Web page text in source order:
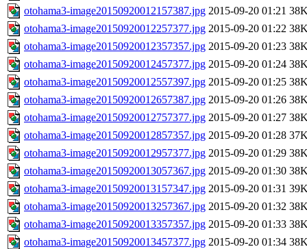
otohama3-image20150920012157387.jpg 2015-09-20 01:21
otohama3-image20150920012257377.jpg 2015-09-20 01:22
otohama3-image20150920012357357.jpg 2015-09-20 01:23
otohama3-image20150920012457377.jpg 2015-09-20 01:24
otohama3-image20150920012557397.jpg 2015-09-20 01:25
otohama3-image20150920012657387.jpg 2015-09-20 01:26
otohama3-image20150920012757377.jpg 2015-09-20 01:27
otohama3-image20150920012857357.jpg 2015-09-20 01:28
otohama3-image20150920012957377.jpg 2015-09-20 01:29
otohama3-image20150920013057367.jpg 2015-09-20 01:30
otohama3-image20150920013157347.jpg 2015-09-20 01:31
otohama3-image20150920013257367.jpg 2015-09-20 01:32
otohama3-image20150920013357357.jpg 2015-09-20 01:33
otohama3-image20150920013457377.jpg 2015-09-20 01:34